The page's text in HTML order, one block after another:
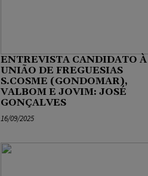
ENTREVISTA CANDIDATO À
UNIÃO DE FREGUESIAS
S.COSME (GONDOMAR),
VALBOM E JOVIM: JOSÉ
GONÇALVES
16/09/2025